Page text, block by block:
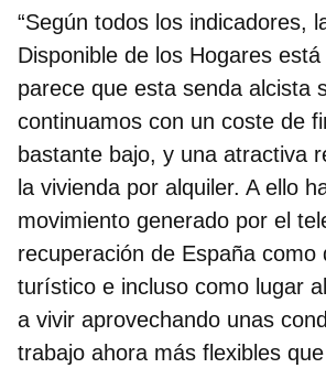
“Según todos los indicadores,
Disponible de los Hogares
parece que esta senda alcista
continuamos con un coste de
bastante bajo, y una atractiva
la vivienda por alquiler. A ello
movimiento generado por el
recuperación de España como
turístico e incluso como lugar
a vivir aprovechando unas
trabajo ahora más flexibles que